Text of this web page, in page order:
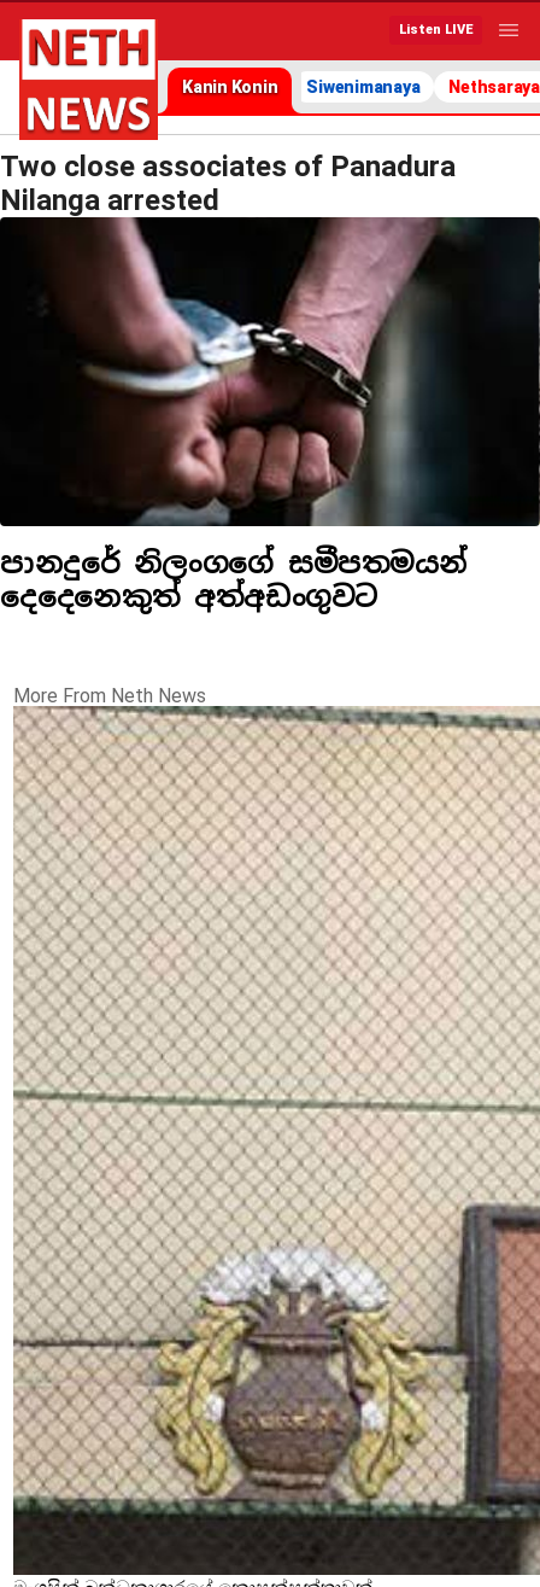
Listen LIVE
Kanin Konin Siwenimanaya Nethsaraya
Two close associates of Panadura
Nilanga arrested
පානදුරේ නිලංගගේ සමීපතමයන්
දෙදෙනෙකුත් අත්අඩංගුවට
More From Neth News